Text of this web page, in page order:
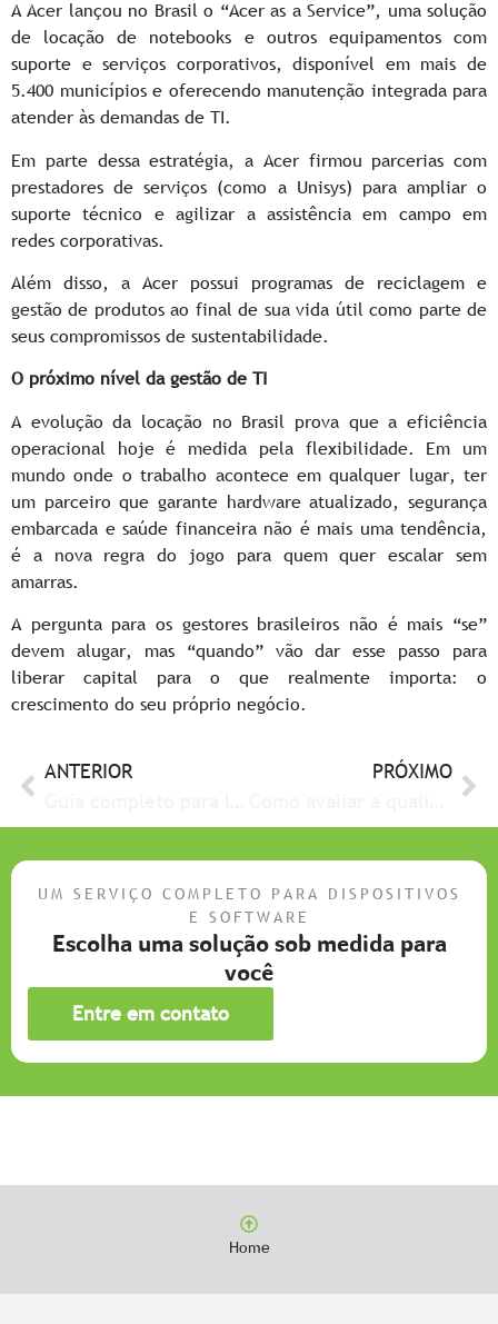
A Acer lançou no Brasil o “Acer as a Service”, uma solução
de locação de notebooks e outros equipamentos com
suporte e serviços corporativos, disponível em mais de
5.400 municípios e oferecendo manutenção integrada para
atender às demandas de TI.
Em parte dessa estratégia, a Acer firmou parcerias com
prestadores de serviços (como a Unisys) para ampliar o
suporte técnico e agilizar a assistência em campo em
redes corporativas.
Além disso, a Acer possui programas de reciclagem e
gestão de produtos ao final de sua vida útil como parte de
seus compromissos de sustentabilidade.
O próximo nível da gestão de TI
A evolução da locação no Brasil prova que a eficiência
operacional hoje é medida pela flexibilidade. Em um
mundo onde o trabalho acontece em qualquer lugar, ter
um parceiro que garante hardware atualizado, segurança
embarcada e saúde financeira não é mais uma tendência,
é a nova regra do jogo para quem quer escalar sem
amarras.
A pergunta para os gestores brasileiros não é mais “se”
devem alugar, mas “quando” vão dar esse passo para
liberar capital para o que realmente importa: o
crescimento do seu próprio negócio.
ANTERIOR
PRÓXIMO
UM SERVIÇO COMPLETO PARA DISPOSITIVOS
E SOFTWARE
Escolha uma solução sob medida para
você
Entre em contato
Home